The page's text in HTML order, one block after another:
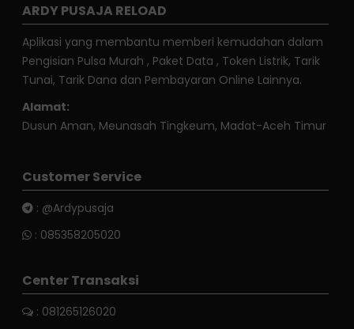
ARDY PUSAJA RELOAD
Aplikasi yang membantu memberi kemudahan dalam
Pengisian Pulsa Murah , Paket Data , Token Listrik, Tarik
Tunai, Tarik Dana dan Pembayaran Online Lainnya.
Alamat:
Dusun Aman, Meunasah Tingkeum, Madat-Aceh Timur
Customer Service
: @Ardypusaja
: 085358205020
Center Transaksi
: 081265126020